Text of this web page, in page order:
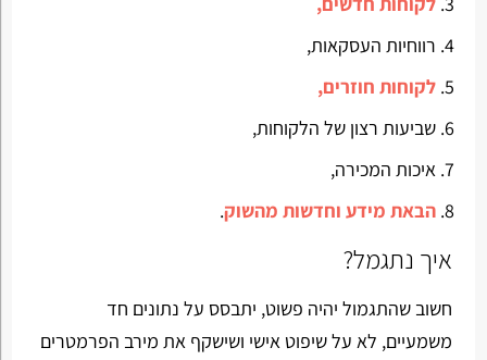
רווחיות העסקאות,
לקוחות חוזרים,
שביעות רצון של הלקוחות,
איכות המכירה,
הבאת מידע וחדשות מהשוק.
איך נתגמל?
חשוב שהתגמול יהיה פשוט, יתבסס על נתונים חד
משמעיים, לא על שיפוט אישי ושישקף את מירב הפרמטרים